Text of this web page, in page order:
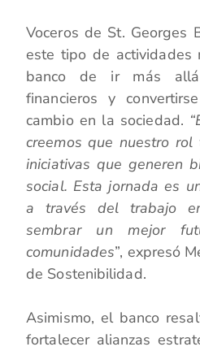
Voceros de St. Georges
este tipo de
banco de ir más
financieros y
cambio en la sociedad.
creemos que nuestro
iniciativas que generen
social. Esta jornada es
a través del trabajo
sembrar un mejor
comunidades”, expresó
de Sostenibilidad.
Asimismo, el banco
fortalecer alianzas